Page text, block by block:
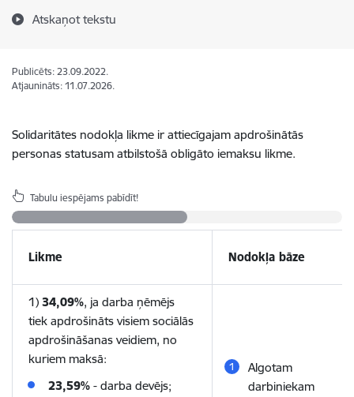
Atskaņot tekstu
Publicēts: 23.09.2022.
Atjaunināts: 11.07.2026.
Solidaritātes nodokļa likme ir attiecīgajam apdrošinātās
personas statusam atbilstošā obligāto iemaksu likme.
Tabulu iespējams pabīdīt!
Likme Nodokļa bāze
1) 34,09%, ja darba ņēmējs
tiek apdrošināts visiem sociālās
apdrošināšanas veidiem, no
kuriem maksā:
23,59% - darba devējs;
Algotam
darbiniekam